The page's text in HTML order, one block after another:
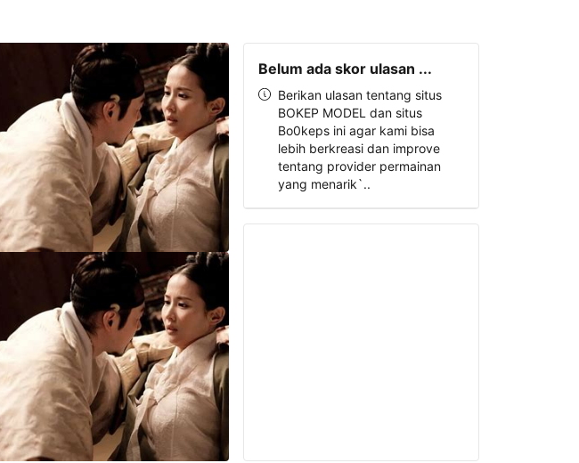
Belum ada skor ulasan ...
Berikan ulasan tentang situs
BOKEP MODEL dan situs
Bo0keps ini agar kami bisa
lebih berkreasi dan improve
tentang provider permainan
yang menarik`..